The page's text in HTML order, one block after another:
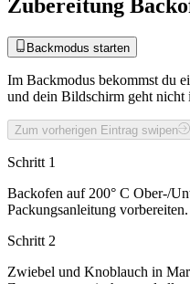
Zubereitung
Backmodus starten
Im Backmodus bekommst du
und dein Bildschirm geht nicht
Zum vorherigen Eintrag swipen
Schritt 1
Backofen auf 200° C Ober-/
Packungsanleitung vorbereiten.
Schritt 2
Zwiebel und Knoblauch in